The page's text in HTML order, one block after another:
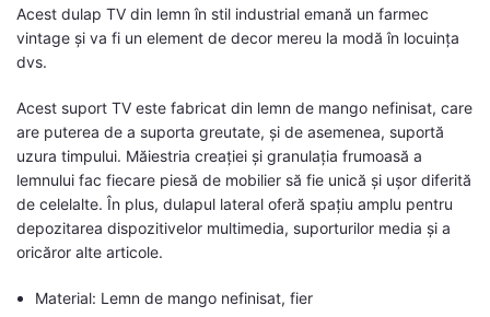
Acest dulap TV din lemn în stil industrial emană un farmec
vintage și va fi un element de decor mereu la modă în locuința
dvs.
Acest suport TV este fabricat din lemn de mango nefinisat, care
are puterea de a suporta greutate, și de asemenea, suportă
uzura timpului. Măiestria creației și granulația frumoasă a
lemnului fac fiecare piesă de mobilier să fie unică și ușor diferită
de celelalte. În plus, dulapul lateral oferă spațiu amplu pentru
depozitarea dispozitivelor multimedia, suporturilor media și a
oricăror alte articole.
Material: Lemn de mango nefinisat, fier